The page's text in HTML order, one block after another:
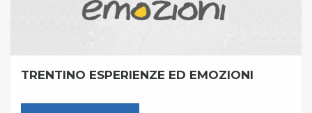
TRENTINO ESPERIENZE ED EMOZIONI